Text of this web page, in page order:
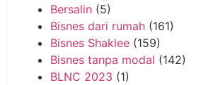
Bersalin (5)
Bisnes dari rumah (161)
Bisnes Shaklee (159)
Bisnes tanpa modal (142)
BLNC 2023 (1)